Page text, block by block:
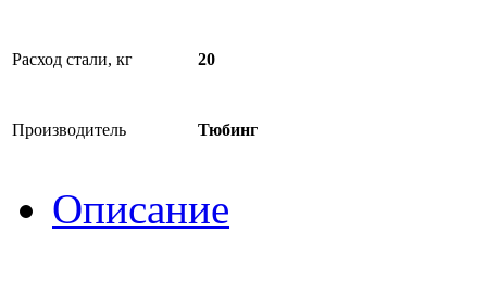
Расход стали, кг 20
Производитель Тюбинг
Описание